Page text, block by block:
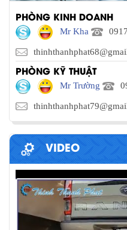
PHÒNG KINH DOANH
Mr Kha
PHÒNG KỸ THUẬT
Mr Trường
VIDEO